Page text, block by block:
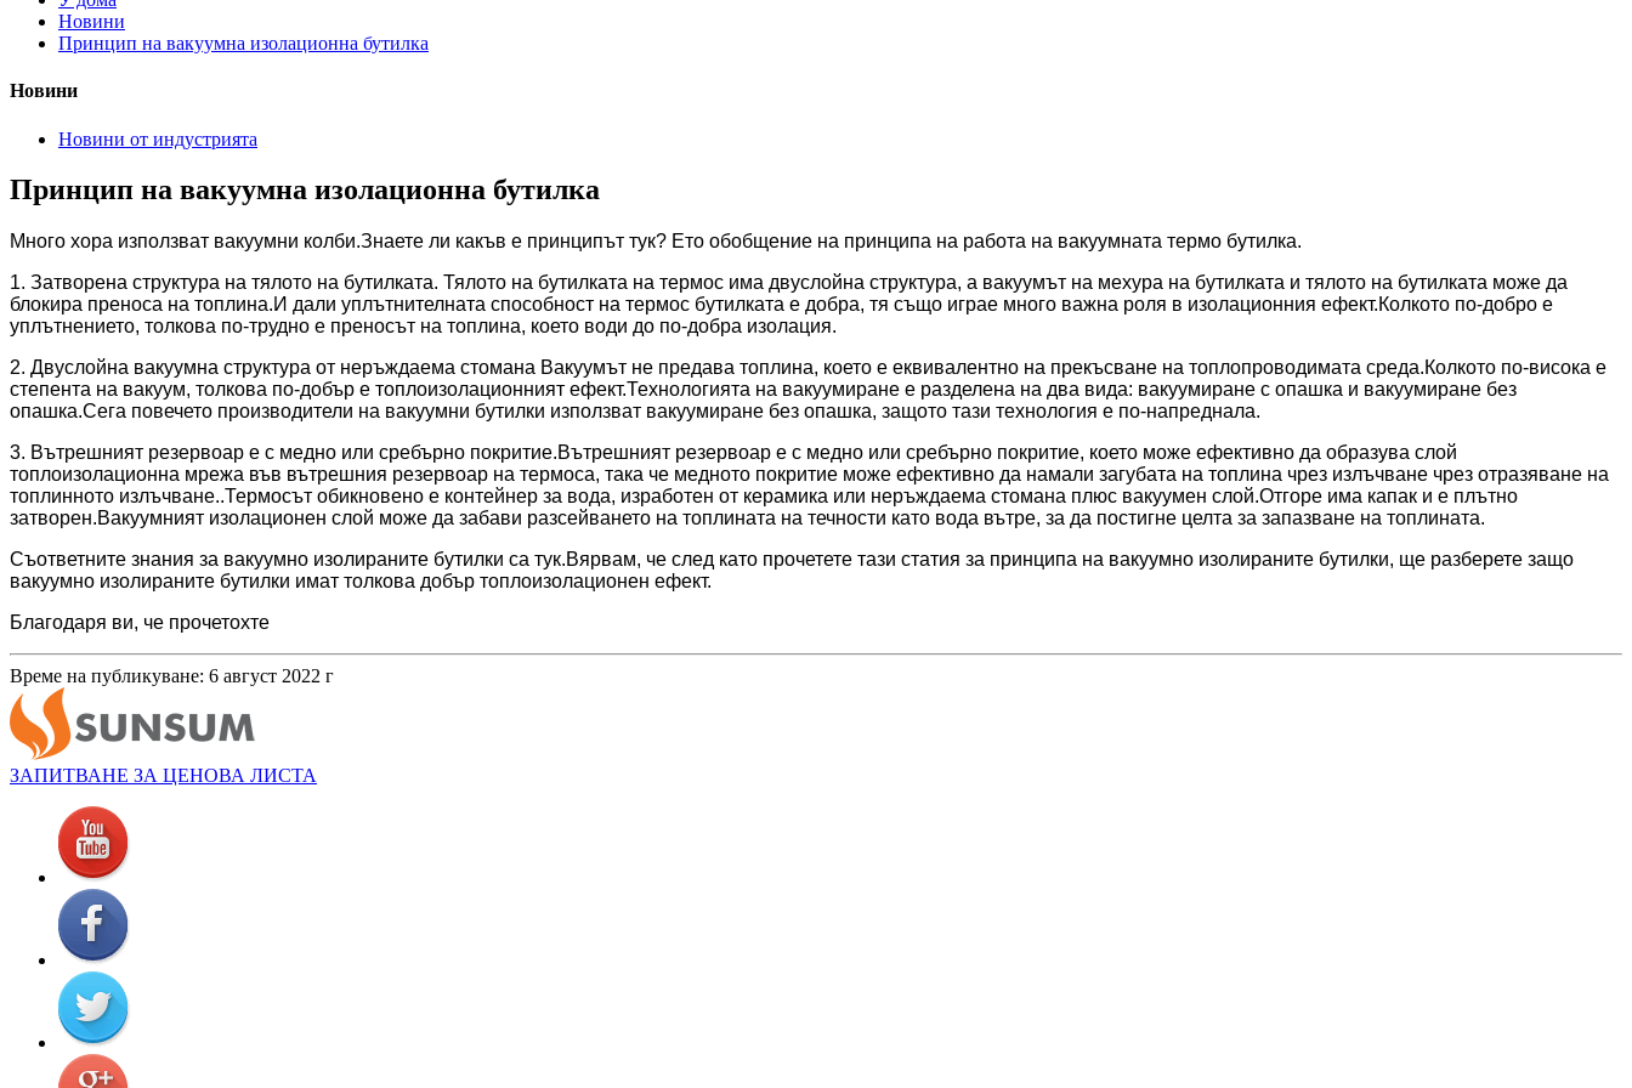
Новини
Принцип на вакуумна изолационна бутилка
Новини
Новини от индустрията
Принцип на вакуумна изолационна бутилка
Много хора използват вакуумни колби.Знаете ли какъв е принципът тук? Ето обобщение на принципа на работа на вакуумната термо бутилка.
1. Затворена структура на тялото на бутилката. Тялото на бутилката на термос има двуслойна структура, а вакуумът на мехура на бутилката и тялото на бутилката може да
блокира преноса на топлина.И дали уплътнителната способност на термос бутилката е добра, тя също играе много важна роля в изолационния ефект.Колкото по-добро е
уплътнението, толкова по-трудно е преносът на топлина, което води до по-добра изолация.
2. Двуслойна вакуумна структура от неръждаема стомана Вакуумът не предава топлина, което е еквивалентно на прекъсване на топлопроводимата среда.Колкото по-висока е
степента на вакуум, толкова по-добър е топлоизолационният ефект.Технологията на вакуумиране е разделена на два вида: вакуумиране с опашка и вакуумиране без
опашка.Сега повечето производители на вакуумни бутилки използват вакуумиране без опашка, защото тази технология е по-напреднала.
3. Вътрешният резервоар е с медно или сребърно покритие.Вътрешният резервоар е с медно или сребърно покритие, което може ефективно да образува слой
топлоизолационна мрежа във вътрешния резервоар на термоса, така че медното покритие може ефективно да намали загубата на топлина чрез излъчване чрез отразяване на
топлинното излъчване..Термосът обикновено е контейнер за вода, изработен от керамика или неръждаема стомана плюс вакуумен слой.Отгоре има капак и е плътно
затворен.Вакуумният изолационен слой може да забави разсейването на топлината на течности като вода вътре, за да постигне целта за запазване на топлината.
Съответните знания за вакуумно изолираните бутилки са тук.Вярвам, че след като прочетете тази статия за принципа на вакуумно изолираните бутилки, ще разберете защо
вакуумно изолираните бутилки имат толкова добър топлоизолационен ефект.
Благодаря ви, че прочетохте
Време на публикуване: 6 август 2022 г
ЗАПИТВАНЕ ЗА ЦЕНОВА ЛИСТА